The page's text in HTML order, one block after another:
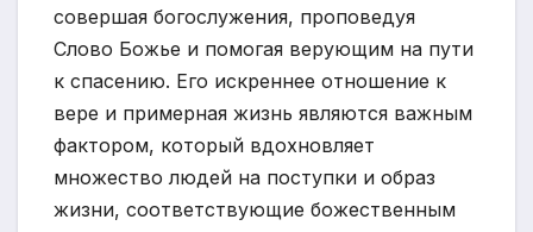
совершая богослужения, проповедуя
Слово Божье и помогая верующим на пути
к спасению. Его искреннее отношение к
вере и примерная жизнь являются важным
фактором, который вдохновляет
множество людей на поступки и образ
жизни, соответствующие божественным